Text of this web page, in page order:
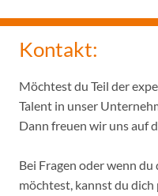
Kontakt:
Möchtest du Teil der
Talent in unser
Dann freuen wir uns auf
Bei Fragen oder wenn
möchtest, kannst du